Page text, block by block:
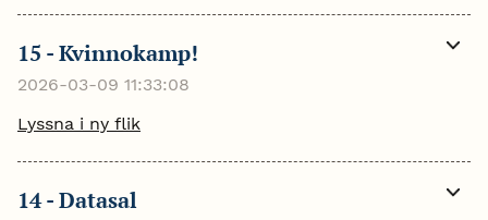
15 - Kvinnokamp!
2026-03-09 11:33:08
Lyssna i ny flik
Visa
14 - Datasal
Visa